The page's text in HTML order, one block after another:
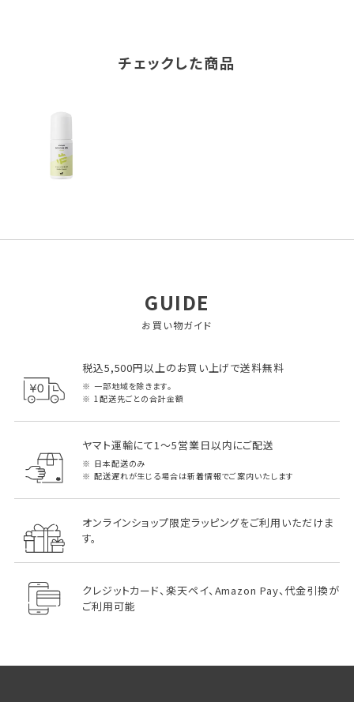
チェックした商品
GUIDE
お買い物ガイド
税込5,500円以上のお買い上げで送料無料
一部地域を除きます。
1配送先ごとの合計金額
ヤマト運輸にて1～5営業日以内にご配送
日本配送のみ
配送遅れが生じる場合は新着情報でご案内いたします
オンラインショップ限定ラッピングをご利用いただけま
す。
クレジットカード、楽天ペイ、Amazon Pay、代金引換が
ご利用可能